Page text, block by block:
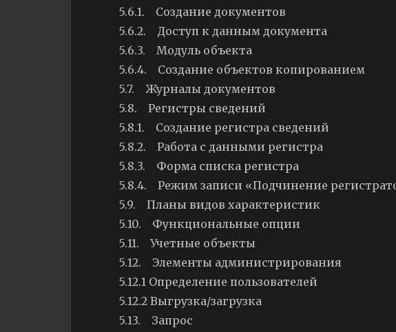
5.6.1. Создание документов
5.6.2. Доступ к данным документа
5.6.3. Модуль объекта
5.6.4. Создание объектов копированием
5.7. Журналы документов
5.8. Регистры сведений
5.8.1. Создание регистра сведений
5.8.2. Работа с данными регистра
5.8.3. Форма списка регистра
5.8.4. Режим записи «Подчинение
5.9. Планы видов характеристик
5.10. Функциональные опции
5.11. Учетные объекты
5.12. Элементы администрирования
5.12.1 Определение пользователей
5.12.2 Выгрузка/загрузка
5.13. Запрос